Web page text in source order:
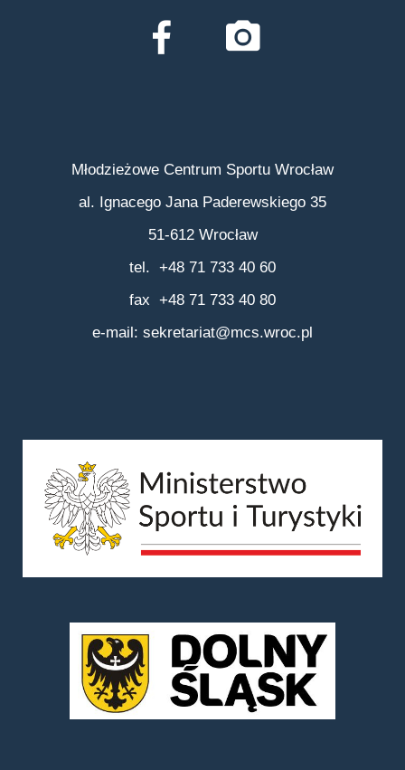
Młodzieżowe Centrum Sportu Wrocław
al. Ignacego Jana Paderewskiego 35
51-612 Wrocław
tel. +48 71 733 40 60
fax +48 71 733 40 80
e-mail: sekretariat@mcs.wroc.pl